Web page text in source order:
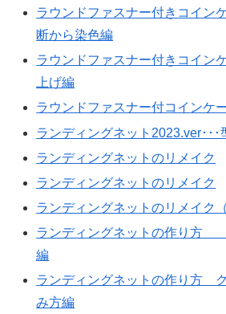
ラウンドファスナー付きコイン
断から染色編
ラウンドファスナー付きコイン
上げ編
ラウンドファスナー付コインケ
ランディングネット2023.ver･･･
ランディングネットのリメイク
ランディングネットのリメイク
ランディングネットのリメイク
ランディングネットの作り方
編
ランディングネットの作り方
み方編